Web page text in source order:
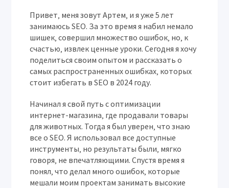
Привет‚ меня зовутАртем‚ и я уже 5 лет
занимаюсь SEO. За это время я набил немало
шишек‚ совершил множество ошибок‚ но‚ к
счастью‚ извлек ценные уроки. Сегодня я хочу
поделиться своим опытом и рассказать о
самых распространенных ошибках‚ которых
стоит избегать в SEO в 2024 году.
Начинал я свой путь с оптимизации
интернет-магазина‚ где продавали товары
для животных. Тогда я был уверен‚ что знаю
все о SEO. Я использовал все доступные
инструменты‚ но результаты были‚ мягко
говоря‚ не впечатляющими. Спустя время я
понял‚ что делал много ошибок‚ которые
мешали моим проектам занимать высокие